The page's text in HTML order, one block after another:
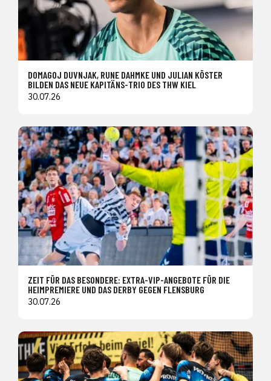
DOMAGOJ DUVNJAK, RUNE DAHMKE UND JULIAN KÖSTER
BILDEN DAS NEUE KAPITÄNS-TRIO DES THW KIEL
30.07.26
ZEIT FÜR DAS BESONDERE: EXTRA-VIP-ANGEBOTE FÜR DIE
HEIMPREMIERE UND DAS DERBY GEGEN FLENSBURG
30.07.26